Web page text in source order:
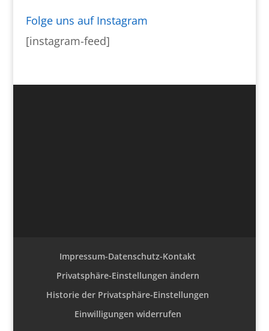
Folge uns auf Instagram
[instagram-feed]
Impressum-Datenschutz-Kontakt
Privatsphäre-Einstellungen ändern
Historie der Privatsphäre-Einstellungen
Einwilligungen widerrufen